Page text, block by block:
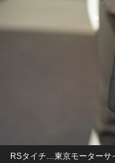
RSタイチ…東京モーターサ